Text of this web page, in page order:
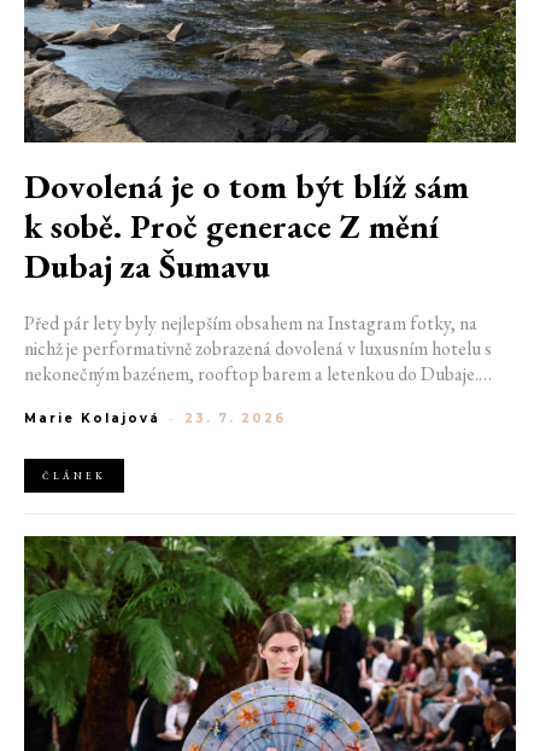
Dovolená je o tom být blíž sám
k sobě. Proč generace Z mění
Dubaj za Šumavu
Před pár lety byly nejlepším obsahem na Instagram fotky, na
nichž je performativně zobrazená dovolená v luxusním hotelu s
nekonečným bazénem, rooftop barem a letenkou do Dubaje.
horách. Ranní koupání v lomu. Výlet vlakem na Šumavu.
Marie Kolajová - 23. 7. 2026
ČLÁNEK